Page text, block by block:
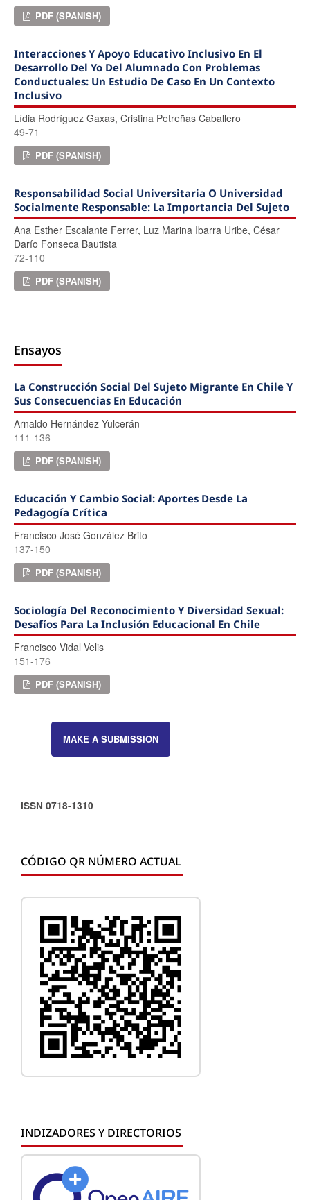
PDF (SPANISH)
Interacciones Y Apoyo Educativo Inclusivo En El
Desarrollo Del Yo Del Alumnado Con Problemas
Conductuales: Un Estudio De Caso En Un Contexto
Inclusivo
Lídia Rodríguez Gaxas, Cristina Petreñas Caballero
49-71
PDF (SPANISH)
Responsabilidad Social Universitaria O Universidad
Socialmente Responsable: La Importancia Del Sujeto
Ana Esther Escalante Ferrer, Luz Marina Ibarra Uribe, César
Darío Fonseca Bautista
72-110
PDF (SPANISH)
Ensayos
La Construcción Social Del Sujeto Migrante En Chile Y
Sus Consecuencias En Educación
Arnaldo Hernández Yulcerán
111-136
PDF (SPANISH)
Educación Y Cambio Social: Aportes Desde La
Pedagogía Crítica
Francisco José González Brito
137-150
PDF (SPANISH)
Sociología Del Reconocimiento Y Diversidad Sexual:
Desafíos Para La Inclusión Educacional En Chile
Francisco Vidal Velis
151-176
PDF (SPANISH)
MAKE A SUBMISSION
ISSN 0718-1310
CÓDIGO QR NÚMERO ACTUAL
INDIZADORES Y DIRECTORIOS